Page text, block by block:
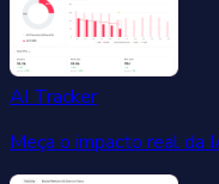
AI Tracker
Meça o impacto real da